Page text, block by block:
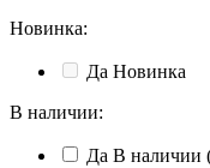
Новинка:
Да Новинка
В наличии:
Да В наличии